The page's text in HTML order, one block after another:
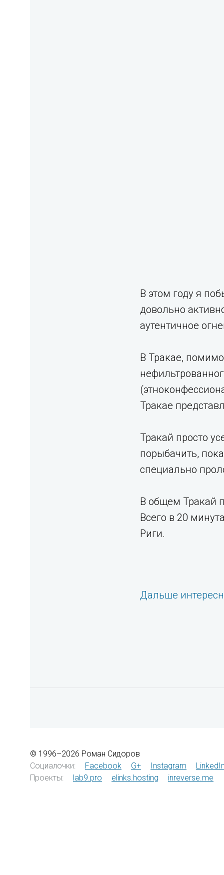
В этом году я
довольно
аутентичное
В Тракае,
Тракае
Тракай просто
порыбачить,
специально
В общем Тракай
Всего в 20
Риги.
Дальше
© 1996–2026 Роман Сидоров
Социалочки:
Facebook G+ Instagram
Проекты:
lab9.pro elinks.hosting inreverse.me